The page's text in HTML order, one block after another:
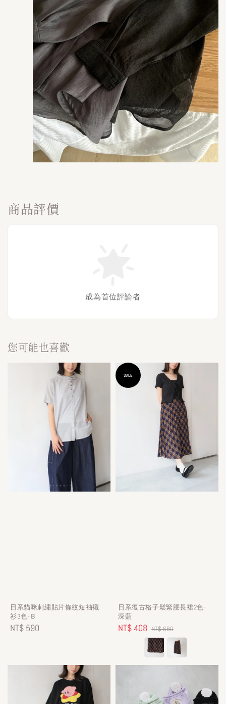
商品評價
成為首位評論者
您可能也喜歡
日系貓咪刺繡貼片條紋短袖襯
衫3色-Ｂ
Regular
NT$ 590
SALE
日系復古格子鬆緊腰長裙2色-
深藍
Sale
NT$ 408 Regular
price
NT$ 680